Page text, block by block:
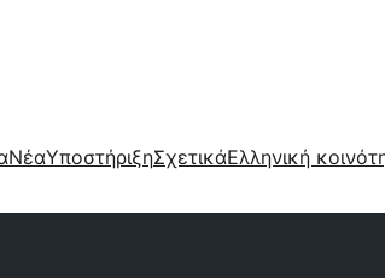
ΝέαΥποστήριξηΣχετικάΕλληνική